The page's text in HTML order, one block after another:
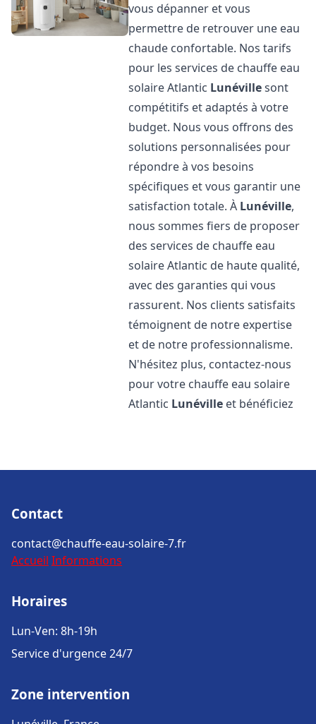
vous dépanner et vous
permettre de retrouver une eau
chaude confortable. Nos tarifs
pour les services de chauffe eau
solaire Atlantic Lunévillesont
compétitifs et adaptés à votre
budget. Nous vous offrons des
solutions personnalisées pour
répondre à vos besoins
spécifiques et vous garantir une
satisfaction totale. À Lunéville,
nous sommes fiers de proposer
des services de chauffe eau
solaire Atlantic de haute qualité,
avec des garanties qui vous
rassurent. Nos clients satisfaits
témoignent de notre expertise
et de notre professionnalisme.
N'hésitez plus, contactez-nous
pour votre chauffe eau solaire
Atlantic Lunéville et bénéficiez
Contact
contact@chauffe-eau-solaire-7.fr
Accueil Informations
Horaires
Lun-Ven: 8h-19h
Service d'urgence 24/7
Zone intervention